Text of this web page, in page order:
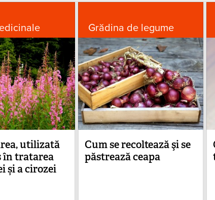
utilizată
în tratarea
și a cirozei
Grădina de legume
Cum se recoltează şi se
păstrează ceapa